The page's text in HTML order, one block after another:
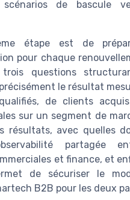
scénarios de bascule
étape est de
pour chaque
questions
le résultat
de clients
sur un segment de
résultats, avec quelles
partagée
et finance, et
de sécuriser le
B2B pour les deux